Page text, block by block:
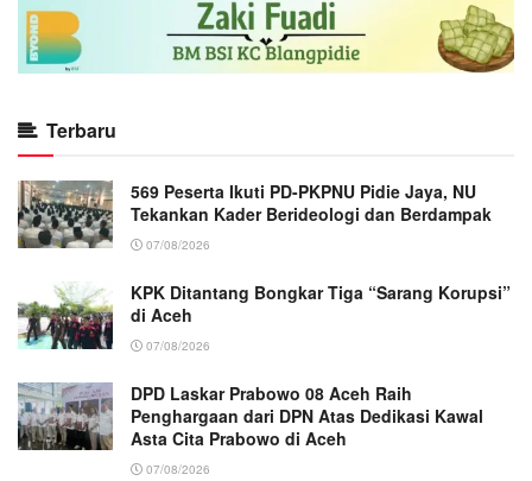
Terbaru
569 Peserta Ikuti PD-PKPNU Pidie Jaya, NU
Tekankan Kader Berideologi dan Berdampak
07/08/2026
KPK Ditantang Bongkar Tiga “Sarang Korupsi”
di Aceh
07/08/2026
DPD Laskar Prabowo 08 Aceh Raih
Penghargaan dari DPN Atas Dedikasi Kawal
Asta Cita Prabowo di Aceh
07/08/2026